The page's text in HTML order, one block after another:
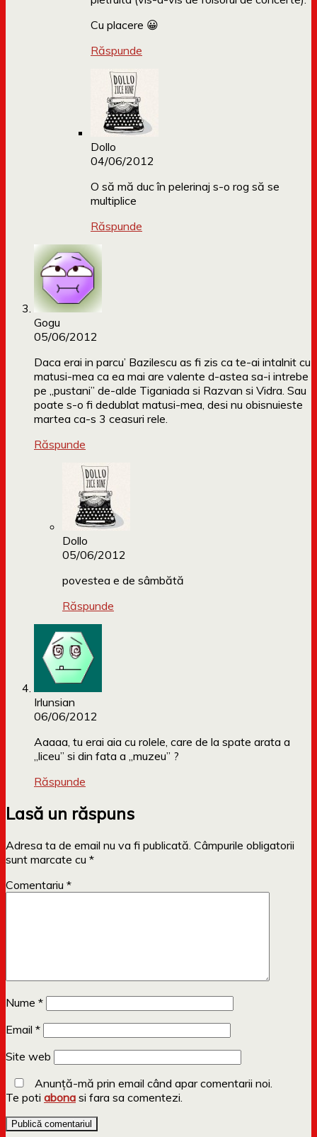
Cu placere 😀
Răspunde
Dollo
04/06/2012
O să mă duc în pelerinaj s-o rog să se
multiplice
Răspunde
Gogu
05/06/2012
Daca erai in parcu’ Bazilescu as fi zis ca te-ai intalnit cu
matusi-mea ca ea mai are valente d-astea sa-i intrebe
pe „pustani” de-alde Tiganiada si Razvan si Vidra. Sau
poate s-o fi dedublat matusi-mea, desi nu obisnuieste
martea ca-s 3 ceasuri rele.
Răspunde
Dollo
05/06/2012
povestea e de sâmbătă
Răspunde
Irlunsian
06/06/2012
Aaaaa, tu erai aia cu rolele, care de la spate arata a
„liceu” si din fata a „muzeu” ?
Răspunde
Lasă un răspuns
Adresa ta de email nu va fi publicată. Câmpurile obligatorii
sunt marcate cu *
Comentariu *
Nume *
Email *
Site web
Anunță-mă prin email când apar comentarii noi.
Te poti abona si fara sa comentezi.